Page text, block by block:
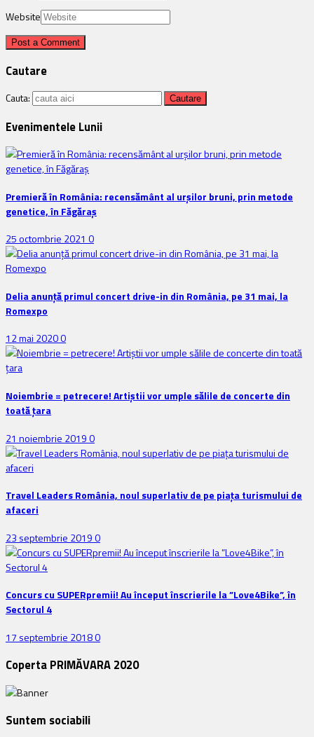
Website
Cautare
Cauta:
Evenimentele Lunii
Premieră în România: recensământ al urșilor bruni, prin metode
genetice, în Făgăraș
25 octombrie 2021 0
Delia anunţă primul concert drive-in din România, pe 31 mai, la
Romexpo
12 mai 20200
Noiembrie = petrecere! Artiștii vor umple sălile de concerte din
toată țara
21 noiembrie 20190
Travel Leaders România, noul superlativ de pe piața turismului de
afaceri
23 septembrie 20190
Concurs cu SUPERpremii! Au început înscrierile la ”Love4Bike”, în
Sectorul 4
17 septembrie 20180
Coperta PRIMĂVARA 2020
Suntem sociabili